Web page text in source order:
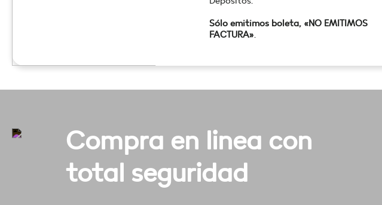
Sólo emitimos boleta, «NO EMITIMOS
FACTURA».
Compra en linea con
total seguridad